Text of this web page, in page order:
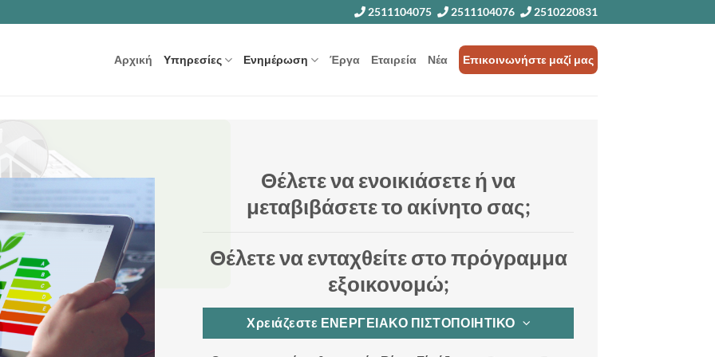
2511104075 2511104076 2510220831
Αρχική Υπηρεσίες Ενημέρωση Έργα Εταιρεία Νέα Επικοινωνήστε μαζί μας
Θέλετε να ενοικιάσετε ή να
μεταβιβάσετε το ακίνητο σας;
Θέλετε να ενταχθείτε στο πρόγραμμα
εξοικονομώ;
Χρειάζεστε ΕΝΕΡΓΕΙΑΚΟ ΠΙΣΤΟΠΟΙΗΤΙΚΟ